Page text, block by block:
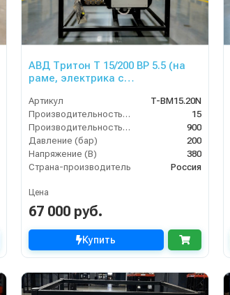
АВД Тритон T 15/200 ВР 5.5 (на
раме, электрика с
Артикул
T-BM15.20N
Производительность (л/мин)
15
Производительность (л/ч)
900
Давление (бар)
200
Напряжение (В)
380
Страна-производитель
Россия
Цена
67 000 руб.
Купить